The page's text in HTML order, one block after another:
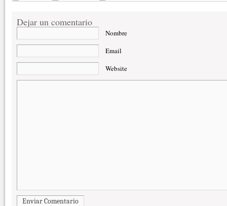
Dejar un comentario
Nombre
Email
Website
Enviar Comentario